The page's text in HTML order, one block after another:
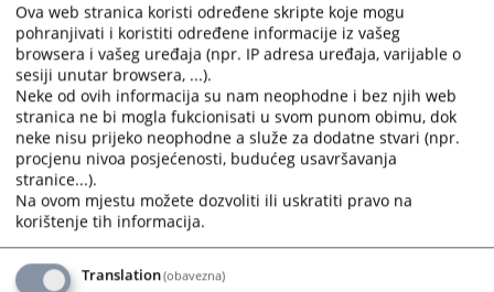
2816PREGLEDA
Ova web stranica koristi određene skripte koje mogu
pohranjivati i koristiti određene informacije iz vašeg
browsera i vašeg uređaja (npr. IP adresa uređaja, varijable o
sesiji unutar browsera, ...).
Neke od ovih informacija su nam neophodne i bez njih web
stranica ne bi mogla fukcionisati u svom punom obimu, dok
neke nisu prijeko neophodne a služe za dodatne stvari (npr.
procjenu nivoa posjećenosti, budućeg usavršavanja
stranice...).
Na ovom mjestu možete dozvoliti ili uskratiti pravo na
korištenje tih informacija.
Translation(obavezna)